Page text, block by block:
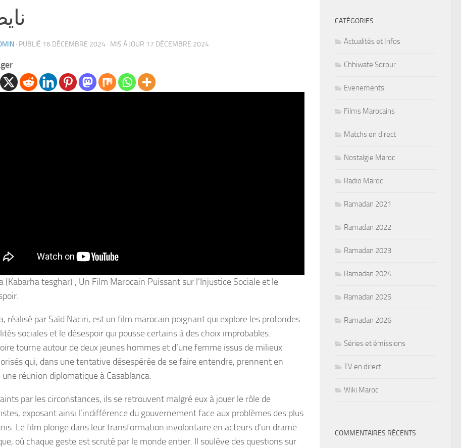
· PUBLIÉ 16 DÉCEMBRE 2024 · MIS À JOUR 17 DÉCEMBRE 2024
(Kabarha tesghar) , Un Film Marocain Puissant sur l’Injustice Sociale et le
réalisé par Saïd Naciri, est un film marocain poignant qui explore les profondes
sociales et le désespoir qui pousse certains à des choix improbables.
tourne autour de deux jeunes hommes et d’une femme issus de milieux
qui, dans une tentative désespérée de se faire entendre, prennent en
une réunion diplomatique à Casablanca.
par les circonstances, ils se retrouvent malgré eux à jouer le rôle de
exposant ainsi l’indifférence du gouvernement face aux problèmes des plus
Le film plonge dans leur transformation involontaire en acteurs d’un drame
où chaque geste est scruté par le monde entier. Il soulève des questions sur
CATÉGORIES
Actualités et Infos
Chhiwate Sorour
Evenements
Films Marocains
Matchs en direct
Nostalgie Maroc
Radio Maroc
Ramadan 2021
Ramadan 2022
Ramadan 2023
Ramadan 2024
Ramadan 2025
Ramadan 2026
Séries et émissions
TV en direct
Wiki Maroc
COMMENTAIRES RÉCENTS